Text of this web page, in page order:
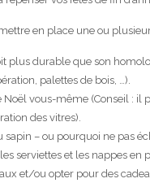
en place une ou
plus durable que son
palettes de bois, …).
vous-même (Conseil : il
des vitres).
– ou pourquoi ne pas
serviettes et les nappes en
et/ou opter pour des